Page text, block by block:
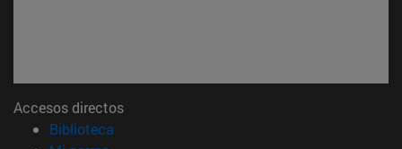
Accesos directos
Biblioteca